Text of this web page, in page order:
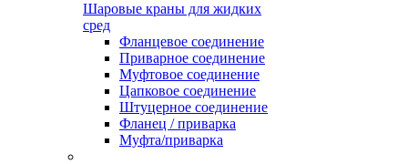
Шаровые краны для жидких
сред
Фланцевое соединение
Приварное соединение
Муфтовое соединение
Цапковое соединение
Штуцерное соединение
Фланец / приварка
Муфта/приварка